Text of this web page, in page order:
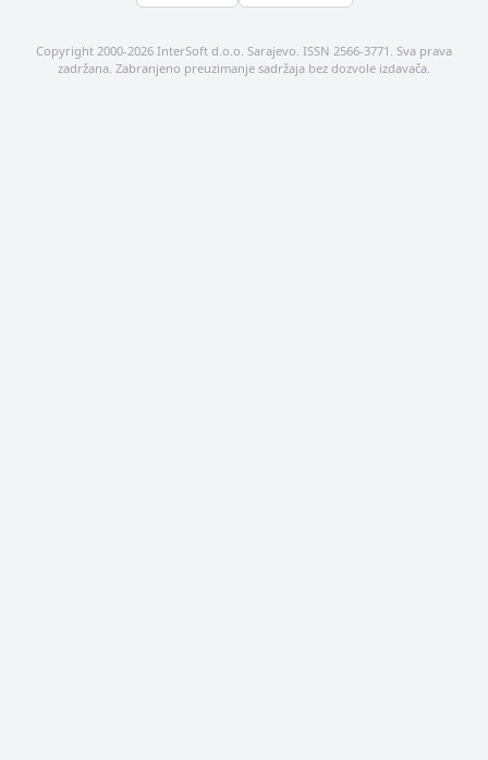
Copyright 2000-2026 InterSoft d.o.o. Sarajevo. ISSN 2566-3771. Sva prava
zadržana. Zabranjeno preuzimanje sadržaja bez dozvole izdavača.